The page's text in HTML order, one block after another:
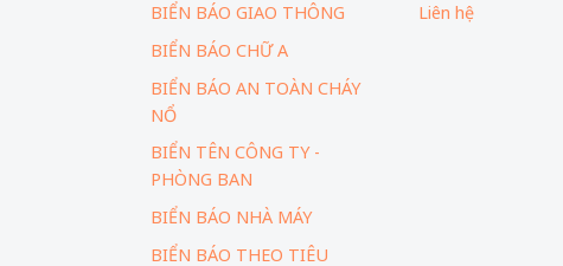
BIỂN BÁO GIAO THÔNG
BIỂN BÁO CHỮ A
BIỂN BÁO AN TOÀN CHÁY
NỔ
BIỂN TÊN CÔNG TY -
PHÒNG BAN
BIỂN BÁO NHÀ MÁY
BIỂN BÁO THEO TIÊU
Liên hệ